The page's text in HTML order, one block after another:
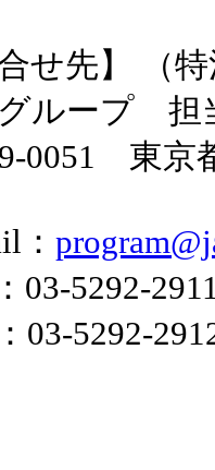
合せ先】 （
ループ 担
0051 東京
：
03-5292-
03-5292-